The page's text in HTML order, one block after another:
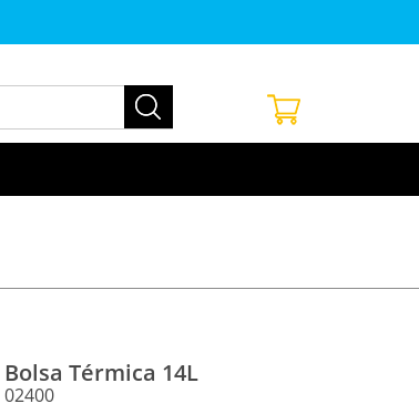
Bolsa Térmica 14L
02400